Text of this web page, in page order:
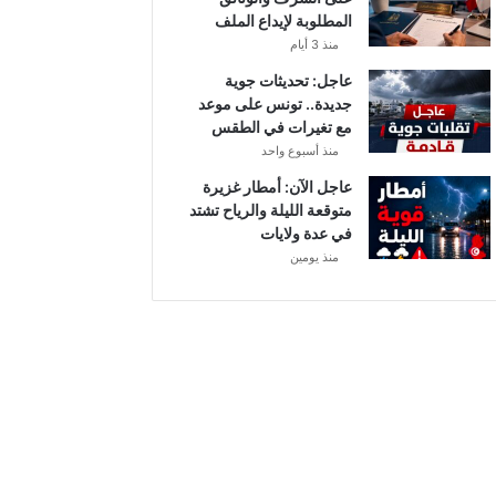
المطلوبة لإيداع الملف
منذ 3 أيام
عاجل: تحديثات جوية
جديدة.. تونس على موعد
مع تغيرات في الطقس
منذ أسبوع واحد
عاجل الآن: أمطار غزيرة
متوقعة الليلة والرياح تشتد
في عدة ولايات
منذ يومين